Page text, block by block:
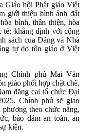
Giáo hội Phật giáo Việt
giới thiệu hình ảnh đất
bình, thân thiện, hòa
tế; khẳng định với cộng
sách của Đảng và Nhà
tự do tôn giáo ở Việt
Chính phủ Mai Văn
giáo phối hợp chặt chẽ,
đăng cai tổ chức Đại
Chính phủ sẽ giao
theo chức năng,
bảo đảm an toàn, an
kiện.